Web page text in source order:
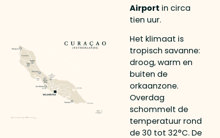
Airport in circa
tien uur.
Het klimaat is
tropisch savanne:
droog, warm en
buiten de
orkaanzone.
Overdag
schommelt de
temperatuur rond
de 30 tot 32°C. De